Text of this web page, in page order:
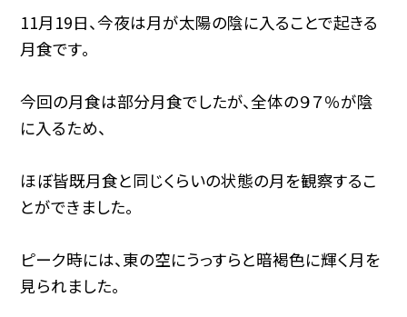
11月19日、今夜は月が太陽の陰に入ることで起きる
月食です。
今回の月食は部分月食でしたが、全体の９７％が陰
に入るため、
ほぼ皆既月食と同じくらいの状態の月を観察するこ
とができました。
ピーク時には、東の空にうっすらと暗褐色に輝く月を
見られました。